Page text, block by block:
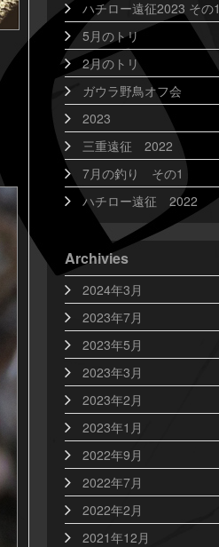
ハチロー遠征2023 その1
5月のトリ
2月のトリ
ガウラ野鳥オフ会
2023
三重遠征 2022
7月の釣り その1
ハチロー遠征 2022
Archivies
2024年3月
2023年7月
2023年5月
2023年3月
2023年2月
2023年1月
2022年9月
2022年7月
2022年2月
2021年12月